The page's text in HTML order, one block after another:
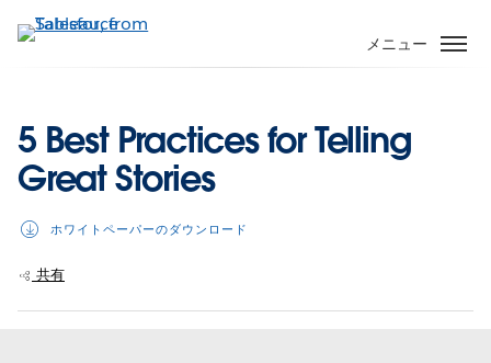
イ
テ
メニュー
5 Best Practices for Telling
Great Stories
ホワイトペーパーのダウンロード
共有